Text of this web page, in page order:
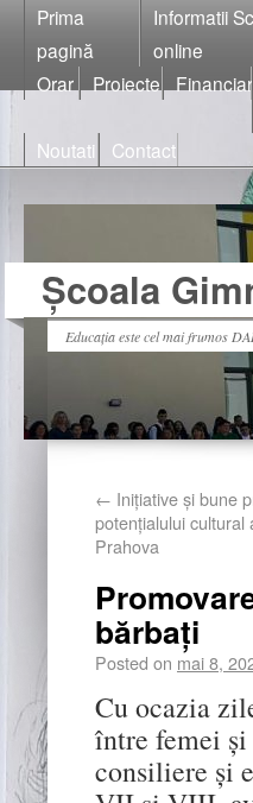
Prima
pagină
Informatii
online
Orar Proiecte Financiar
Noutati
Contact
Școala
Educația este cel mai frumos
← Inițiative și bune
potențialului cultural
Prahova
bărbați
Posted on mai 8,
Cu ocazia
între femei
consiliere și